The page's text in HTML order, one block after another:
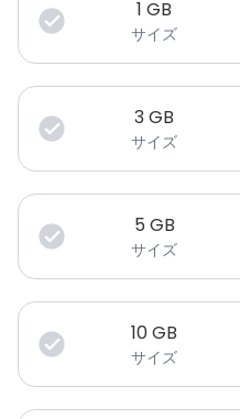
1 GB
サイズ
3GB
サイズ
5 GB
サイズ
10GB
サイズ